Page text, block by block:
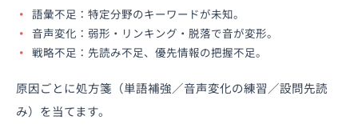
語彙不足：特定分野のキーワードが未知。
音声変化：弱形・リンキング・脱落で音が変形。
戦略不足：先読み不足、優先情報の把握不足。
原因ごとに処方箋（単語補強／音声変化の練習／設問先読
み）を当てます。